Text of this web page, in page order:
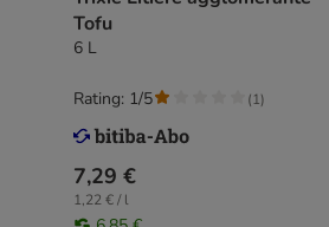
Tofu
6 L
7,29 €
1,22 € / l
Rating: 1/5 (1)